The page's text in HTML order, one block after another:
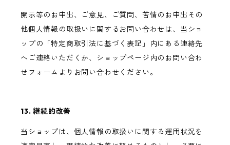
開示等のお申出、ご意見、ご質問、苦情のお申出その
他個人情報の取扱いに関するお問い合わせは、当ショ
ップの「特定商取引法に基づく表記」内にある連絡先
へご連絡いただくか、ショップページ内のお問い合わ
せフォームよりお問い合わせください。
13. 継続的改善
当ショップは、個人情報の取扱いに関する運用状況を